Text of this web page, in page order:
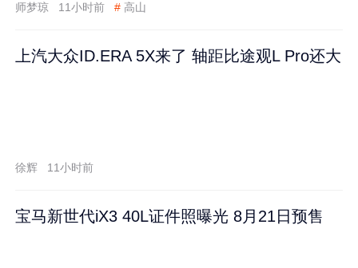
师梦琼 11小时前 # 高山
上汽大众ID.ERA 5X来了 轴距比途观L Pro还大
徐辉 11小时前
宝马新世代iX3 40L证件照曝光 8月21日预售